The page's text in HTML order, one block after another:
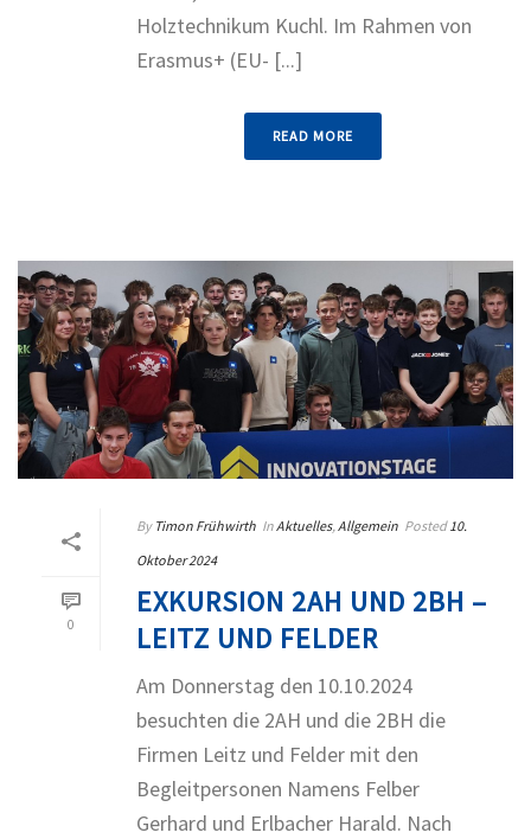
Holztechnikum Kuchl. Im Rahmen von
Erasmus+ (EU- [...]
READ MORE
0
By Timon Frühwirth InAktuelles,Allgemein Posted 10.
Oktober 2024
EXKURSION 2AH UND 2BH –
LEITZ UND FELDER
Am Donnerstag den 10.10.2024
besuchten die 2AH und die 2BH die
Firmen Leitz und Felder mit den
Begleitpersonen Namens Felber
Gerhard und Erlbacher Harald. Nach